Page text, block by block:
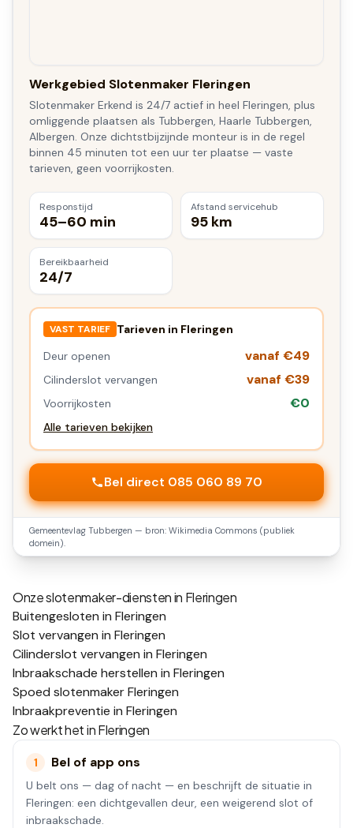
Werkgebied Slotenmaker Fleringen
Slotenmaker Erkend is 24/7 actief in heel Fleringen, plus
omliggende plaatsen als Tubbergen, Haarle Tubbergen,
Albergen. Onze dichtstbijzijnde monteur is in de regel
binnen 45 minuten tot een uur ter plaatse — vaste
tarieven, geen voorrijkosten.
Responstijd
45–60 min
Afstand servicehub
95 km
Bereikbaarheid
24/7
VAST TARIEF Tarieven in Fleringen
Deur openen
vanaf €49
Cilinderslot vervangen vanaf €39
Voorrijkosten €0
Alle tarieven bekijken
Bel direct 085 060 89 70
Gemeentevlag Tubbergen — bron: Wikimedia Commons (publiek
domein).
Onze slotenmaker-diensten in Fleringen
Buitengesloten in Fleringen
Slot vervangen in Fleringen
Cilinderslot vervangen in Fleringen
Inbraakschade herstellen in Fleringen
Spoed slotenmaker Fleringen
Inbraakpreventie in Fleringen
Zo werkt het inFleringen
1 Bel of app ons
U belt ons — dag of nacht — en beschrijft de situatie in
Fleringen: een dichtgevallen deur, een weigerend slot of
inbraakschade.